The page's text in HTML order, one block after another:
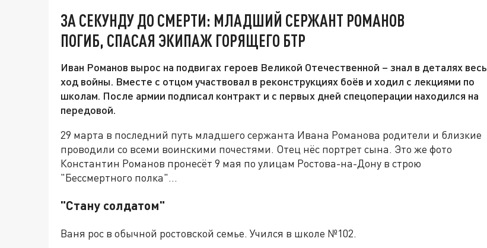
ЗА СЕКУНДУ ДО СМЕРТИ: МЛАДШИЙ СЕРЖАНТ РОМАНОВ
ПОГИБ, СПАСАЯ ЭКИПАЖ ГОРЯЩЕГО БТР
Иван Романов вырос на подвигах героев Великой Отечественной – знал в деталях весь
ход войны. Вместе с отцом участвовал в реконструкциях боёв и ходил с лекциями по
школам. После армии подписал контракт и с первых дней спецоперации находился на
передовой.
29 марта в последний путь младшего сержанта Ивана Романова родители и близкие
проводили со всеми воинскими почестями. Отец нёс портрет сына. Это же фото
Константин Романов пронесёт 9 мая по улицам Ростова-на-Дону в строю
"Бессмертного полка"…
"Стану солдатом"
Ваня рос в обычной ростовской семье. Учился в школе №102.